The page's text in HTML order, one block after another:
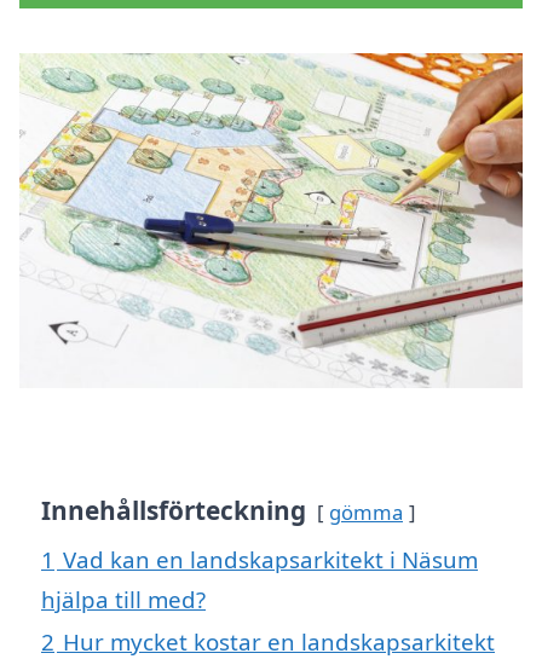
Innehållsförteckning gömma
1 Vad kan en landskapsarkitekt i Näsum
hjälpa till med?
2 Hur mycket kostar en landskapsarkitekt